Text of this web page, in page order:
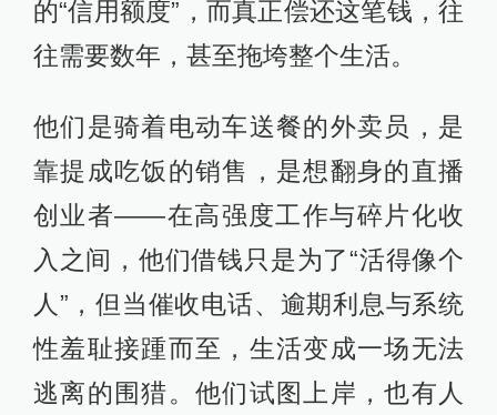
的“信用额度”，而真正偿还这笔钱，往
往需要数年，甚至拖垮整个生活。
他们是骑着电动车送餐的外卖员，是
靠提成吃饭的销售，是想翻身的直播
创业者——在高强度工作与碎片化收
入之间，他们借钱只是为了“活得像个
人”，但当催收电话、逾期利息与系统
性羞耻接踵而至，生活变成一场无法
逃离的围猎。他们试图上岸，也有人